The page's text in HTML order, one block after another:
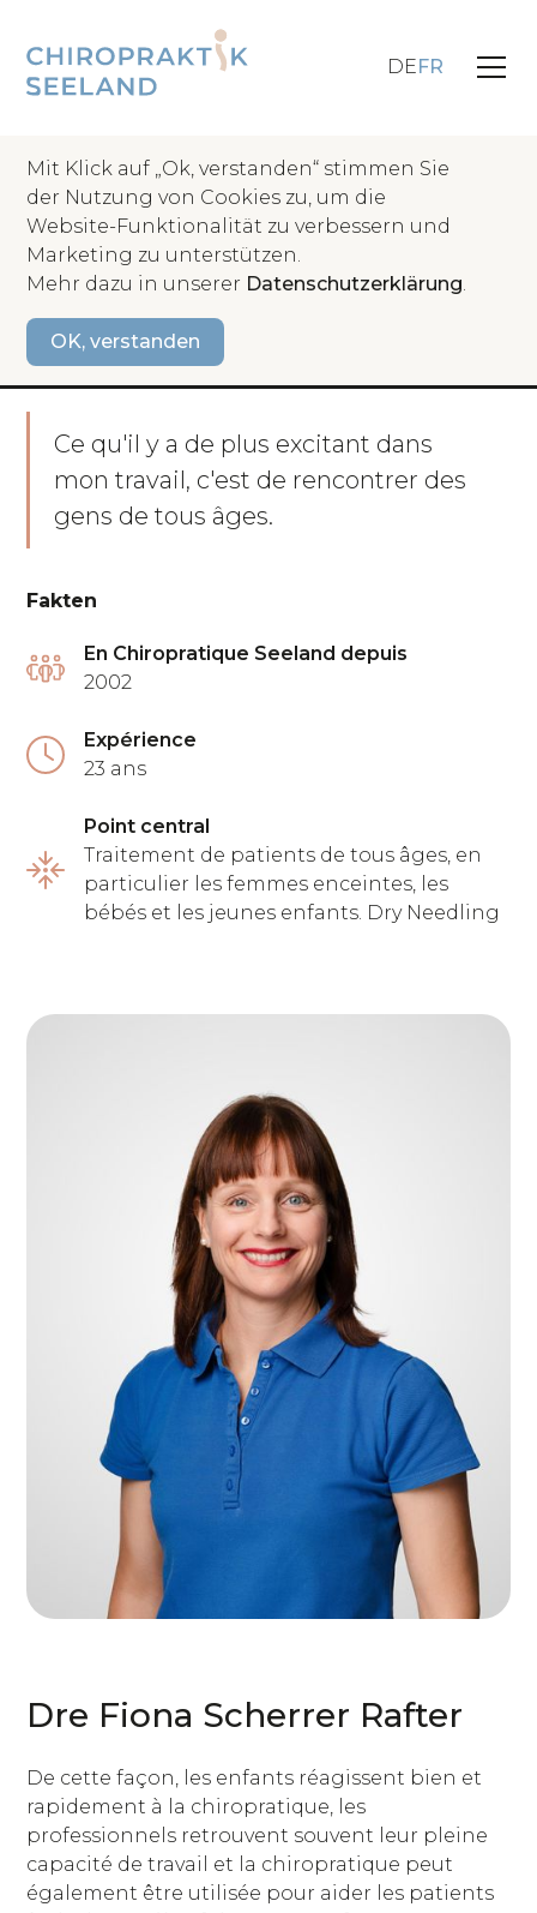
DEFR
Mit Klick auf „Ok, verstanden“ stimmen Sie
der Nutzung von Cookies zu, um die
Website-Funktionalität zu verbessern und
Marketing zu unterstützen.
Mehr dazu in unserer Datenschutzerklärung.
OK, verstanden
Retour
Chiropraticienne / Propriétaire du cabinet
Dre Fiona Scherrer Rafter
Ce qu'il y a de plus excitant dans
mon travail, c'est de rencontrer des
gens de tous âges.
Fakten
En Chiropratique Seeland depuis
2002
Expérience
23 ans
Point central
Traitement de patients de tous âges, en
particulier les femmes enceintes, les
bébés et les jeunes enfants. Dry Needling
Dre Fiona Scherrer Rafter
De cette façon, les enfants réagissent bien et
rapidement à la chiropratique, les
professionnels retrouvent souvent leur pleine
capacité de travail et la chiropratique peut
également être utilisée pour aider les patients